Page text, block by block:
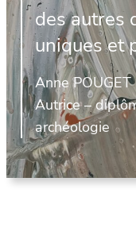
des autres
uniques et
Anne POUGET
Autrice –
archéologie